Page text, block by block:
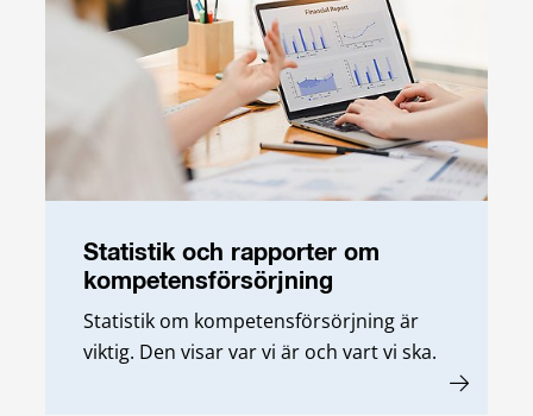
Statistik och rapporter om
kompetensförsörjning
Statistik om kompetensförsörjning är
viktig. Den visar var vi är och vart vi ska.